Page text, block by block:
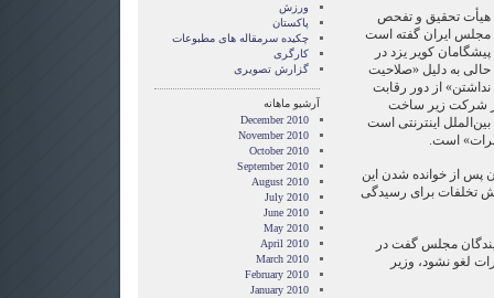
هیأت تحقیق و تفحص
مجلس ایران گفته است
پیشگامان کویر یزد در
حالی به دلیل «صلاحیت
نداشتن» از دور رقابت
شرکت زیر ساخت
اینترنتی است
است.
پس از خوانده شدن این
تخلفات برای رسیدگی
مجلس گفت در
لغو نشود، وزیر
ورزش
پاکستان
چکیده سرمقاله های مطبوعات
کارگری
گزارش تصويری
آرشیو ماهانه
December 2010
November 2010
October 2010
September 2010
August 2010
July 2010
June 2010
May 2010
April 2010
March 2010
February 2010
January 2010